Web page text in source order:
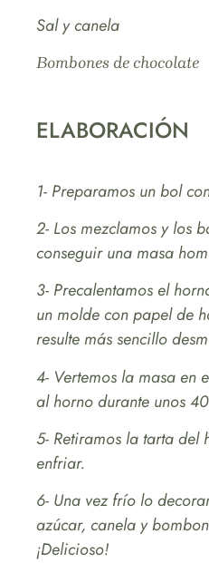
Sal y canela
Bombones de chocolate
ELABORACIÓN
1- Preparamos un bol
2- Los mezclamos y los
conseguir una masa
3- Precalentamos el
un molde con papel de
resulte más sencillo
4- Vertemos la masa en
al horno durante unos
5- Retiramos la tarta del
enfriar.
6- Una vez frío lo
azúcar, canela y
¡Delicioso!